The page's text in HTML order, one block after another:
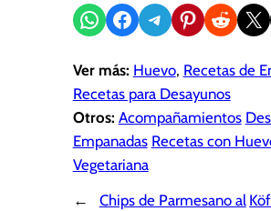
Compartir en WhatsApp
Compartir en Facebook
Compartir en Telegram
Compartir en Pinterest
Compartir en Reddit
Compartir en X
Ver más: Huevo, Recetas de
Recetas para Desayunos
Otros: Acompañamientos
Empanadas Recetas con
Vegetariana
←
Chips de Parmesano al